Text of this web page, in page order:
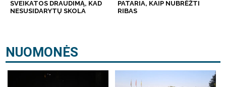
SVEIKATOS DRAUDIMĄ, KAD
NESUSIDARYTŲ SKOLA
PATARIA, KAIP NUBRĖŽTI
RIBAS
NUOMONĖS